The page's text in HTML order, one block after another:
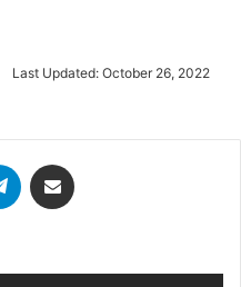
Last Updated: October 26, 2022